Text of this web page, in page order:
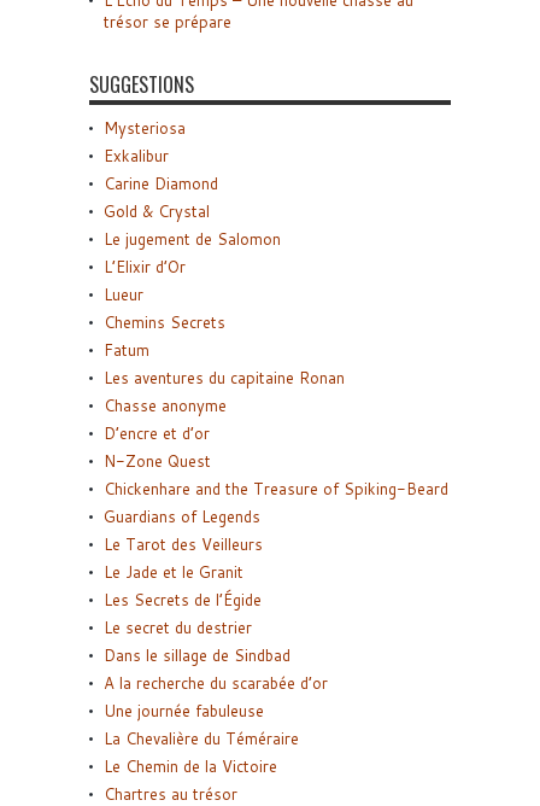
trésor se prépare
SUGGESTIONS
Mysteriosa
Exkalibur
Carine Diamond
Gold & Crystal
Le jugement de Salomon
L’Elixir d’Or
Lueur
Chemins Secrets
Fatum
Les aventures du capitaine Ronan
Chasse anonyme
D’encre et d’or
N-Zone Quest
Chickenhare and the Treasure of Spiking-Beard
Guardians of Legends
Le Tarot des Veilleurs
Le Jade et le Granit
Les Secrets de l’Égide
Le secret du destrier
Dans le sillage de Sindbad
A la recherche du scarabée d’or
Une journée fabuleuse
La Chevalière du Téméraire
Le Chemin de la Victoire
Chartres au trésor